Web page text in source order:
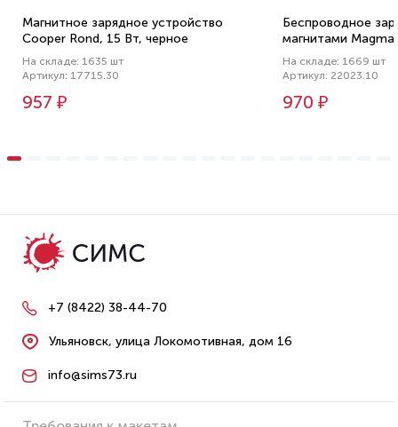
Магнитное зарядное устройство
Cooper Rond, 15 Вт, черное
На складе: 1635 шт
Артикул: 17715.30
957 ₽
Беспроводное
магнитами
На складе: 1669 шт
Артикул: 22023.10
970 ₽
+7 (8422) 38-44-70
Ульяновск, улица Локомотивная, дом 16
info@sims73.ru